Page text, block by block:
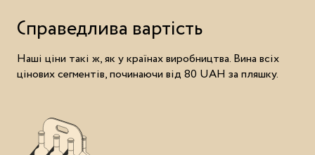
Справедлива вартість
Наші ціни такі ж, як у країнах виробництва. Вина всіх
цінових сегментів, починаючи від 80 UAH за пляшку.